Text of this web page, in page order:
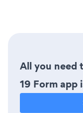
All you need
19 Form app